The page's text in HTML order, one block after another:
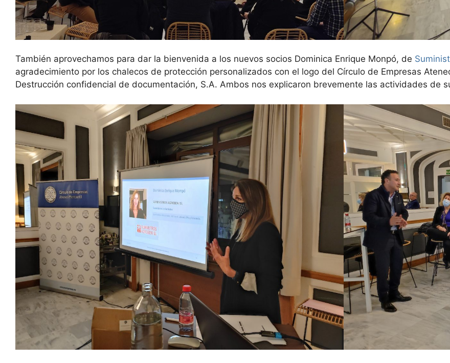
También aprovechamos para dar la bienvenida a los nuevos socios Dominica Enrique Monpó, de
agradecimiento por los chalecos de protección personalizados con el logo del Círculo de Empresas
Destrucción confidencial de documentación, S.A. Ambos nos explicaron brevemente las actividades de